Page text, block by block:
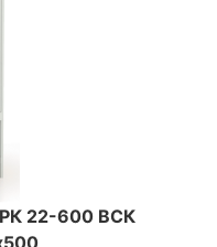
22-600 ВСК